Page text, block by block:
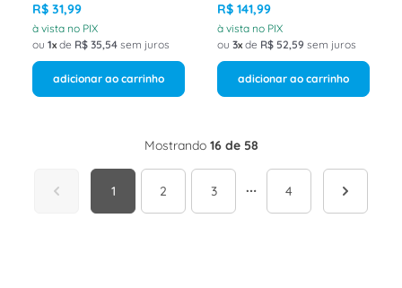
R$ 31,99
à vista no PIX
ou 1 de R$ 35,54 sem juros
adicionar ao carrinho
R$ 141,99
à vista no PIX
ou 3 de R$ 52,59 sem juros
adicionar ao carrinho
Mostrando 16 de 58
1 2 3 4